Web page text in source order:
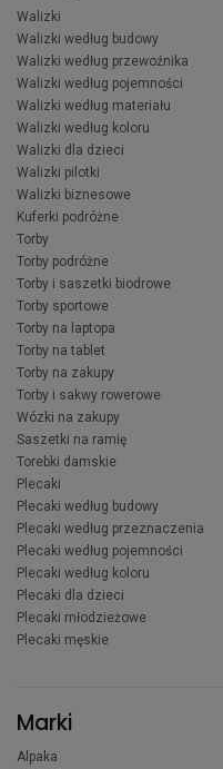
Walizki
Walizki według budowy
Walizki według przewoźnika
Walizki według pojemności
Walizki według materiału
Walizki według koloru
Walizki dla dzieci
Walizki pilotki
Walizki biznesowe
Kuferki podróżne
Torby
Torby podróżne
Torby i saszetki biodrowe
Torby sportowe
Torby na laptopa
Torby na tablet
Torby na zakupy
Torby i sakwy rowerowe
Wózki na zakupy
Saszetki na ramię
Torebki damskie
Plecaki
Plecaki według budowy
Plecaki według przeznaczenia
Plecaki według pojemności
Plecaki według koloru
Plecaki dla dzieci
Plecaki młodzieżowe
Plecaki męskie
Marki
Alpaka